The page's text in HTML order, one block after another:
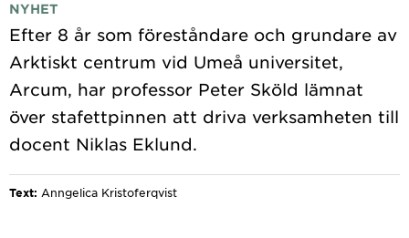
NYHET
Efter 8 år som föreståndare och grundare av
Arktiskt centrum vid Umeå universitet,
Arcum, har professor Peter Sköld lämnat
över stafettpinnen att driva verksamheten till
Text: Anngelica Kristoferqvist